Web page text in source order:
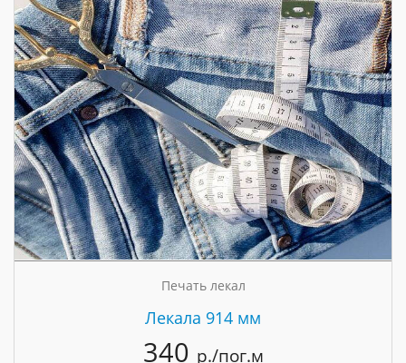
Печать лекал
Лекала 914 мм
340 р./пог.м